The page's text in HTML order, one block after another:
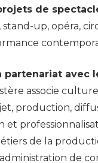
de
up, opéra,
partenariat avec
associe
production,
de la
de